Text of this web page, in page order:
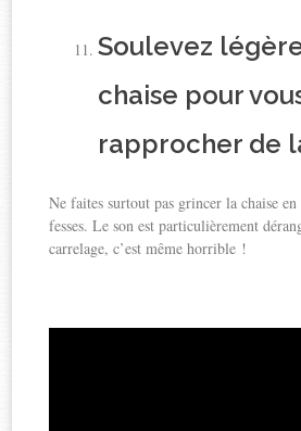
Soulevez
chaise pour
rapprocher de
Ne faites surtout pas grincer la chaise
fesses. Le son est particulièrement
carrelage, c’est même horrible !